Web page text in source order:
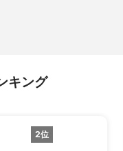
キング
2位